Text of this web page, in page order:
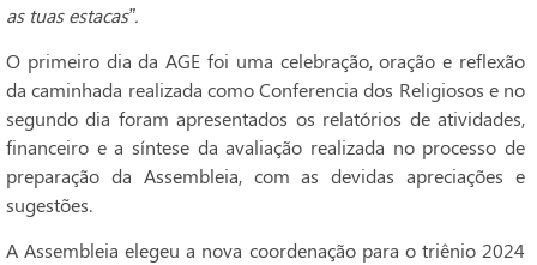
as tuas estacas”.
O primeiro dia da AGE foi uma celebração, oração e reflexão
da caminhada realizada como Conferencia dos Religiosos e no
segundo dia foram apresentados os relatórios de atividades,
financeiro e a síntese da avaliação realizada no processo de
preparação da Assembleia, com as devidas apreciações e
sugestões.
A Assembleia elegeu a nova coordenação para o triênio 2024